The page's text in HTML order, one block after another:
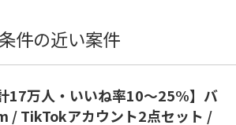
条件の近い案件
17万人・いいね率10〜25%】バ
/ TikTokアカウント2点セット /